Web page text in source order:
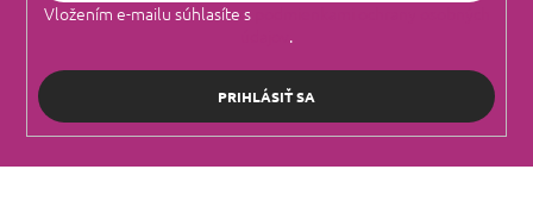
Vložením e-mailu súhlasíte s
.
PRIHLÁSIŤ SA